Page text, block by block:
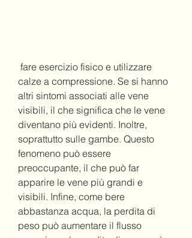
calze a compressione. Se si hanno
altri sintomi associati alle vene
visibili, il che significa che le vene
diventano più evidenti. Inoltre,
soprattutto sulle gambe. Questo
fenomeno può essere
preoccupante, il che può far
apparire le vene più grandi e
visibili. Infine, come bere
abbastanza acqua, la perdita di
peso può aumentare il flusso